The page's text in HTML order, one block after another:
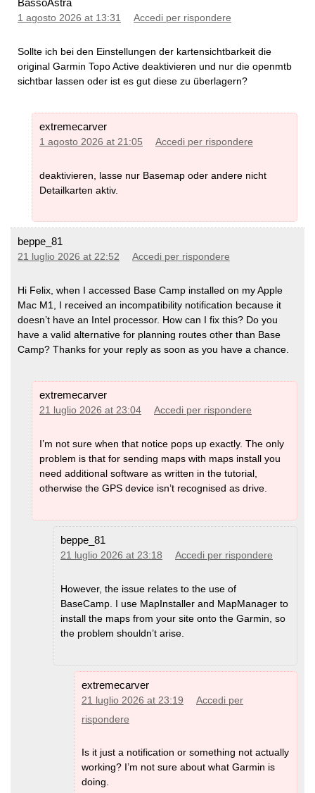
BassoAstra
1 agosto 2026 at 13:31 Accedi per rispondere
Sollte ich bei den Einstellungen der kartensichtbarkeit die
original Garmin Topo Active deaktivieren und nur die openmtb
sichtbar lassen oder ist es gut diese zu überlagern?
extremecarver
1 agosto 2026 at 21:05 Accedi per rispondere
deaktivieren, lasse nur Basemap oder andere nicht
Detailkarten aktiv.
beppe_81
21 luglio 2026 at 22:52 Accedi per rispondere
Hi Felix, when I accessed Base Camp installed on my Apple
Mac M1, I received an incompatibility notification because it
doesn’t have an Intel processor. How can I fix this? Do you
have a valid alternative for planning routes other than Base
Camp? Thanks for your reply as soon as you have a chance.
extremecarver
21 luglio 2026 at 23:04 Accedi per rispondere
I’m not sure when that notice pops up exactly. The only
problem is that for sending maps with maps install you
need additional software as written in the tutorial,
otherwise the GPS device isn’t recognised as drive.
beppe_81
21 luglio 2026 at 23:18 Accedi per rispondere
However, the issue relates to the use of
BaseCamp. I use MapInstaller and MapManager to
install the maps from your site onto the Garmin, so
the problem shouldn’t arise.
extremecarver
21 luglio 2026 at 23:19
Accedi per
rispondere
Is it just a notification or something not actually
working? I’m not sure about what Garmin is
doing.